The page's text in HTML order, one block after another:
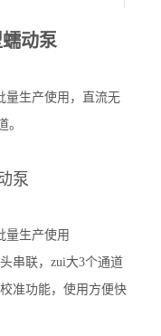
动泵
量生产使用，直流无
。
泵
量生产使用
串联，zui大3个通道
准功能，使用方便快